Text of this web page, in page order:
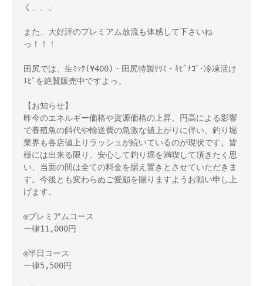
く、、、
また、大好評のプレミアム放流も体感して下さいね
っ！！！
田尻では、生ﾐｯｸ(¥400)・田尻特製ｻｻﾐ・ｷﾋﾞﾅｺﾞ･冷凍活け
ｴﾋﾞを絶賛販売中ですよっ。
【お知らせ】
昨今のエネルギー価格や資源価格の上昇、円高による影響
で養殖魚の餌代や輸送費の急激な値上がりに伴い、釣り堀
業界も各店値上りラッシュが続いているのが現状です。皆
様には出来る限り、安心して釣り堀を満喫して頂きたく思
い、当面の間は全ての料金を据え置きとさせていただきま
す。今後とも変わらぬご愛顧を賜りますようお願い申し上
げます。
◎プレミアムコース
一律11,000円
◎半日コース
一律5,500円